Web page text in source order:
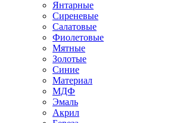
Янтарные
Сиреневые
Салатовые
Фиолетовые
Мятные
Золотые
Синие
Материал
МДФ
Эмаль
Акрил